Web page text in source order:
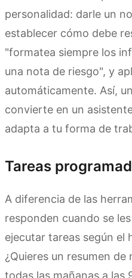
personalidad: darle un
establecer cómo debe
"formatea siempre los
una nota de riesgo", y
automáticamente. Así,
convierte en un
adapta a tu forma de
Tareas
A diferencia de las
responden cuando se
ejecutar tareas según el
¿Quieres un resumen